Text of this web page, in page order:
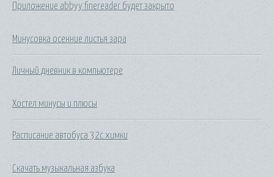
Приложение abbyy finereader будет закрыто
Минусовка осенние листья зара
Личный дневник в компьютере
Хостел минусы и плюсы
Расписание автобуса 32с химки
Скачать музыкальная азбука